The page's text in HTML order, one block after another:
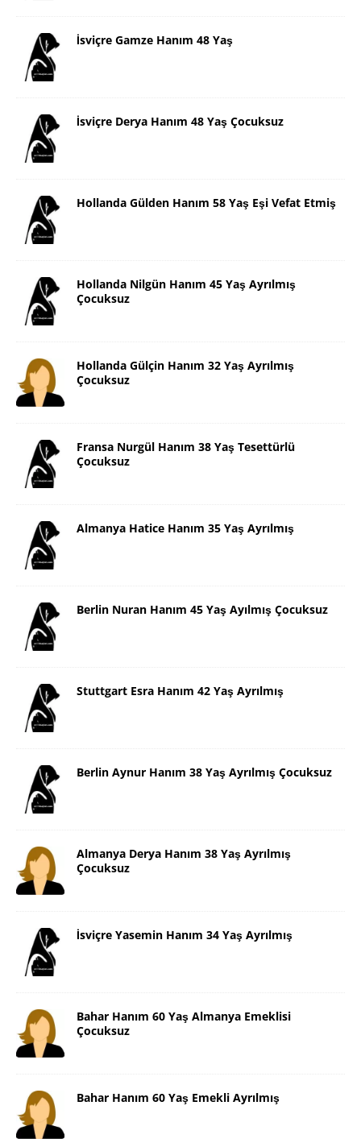
İsviçre Gamze Hanım 48 Yaş
İsviçre Derya Hanım 48 Yaş Çocuksuz
Hollanda Gülden Hanım 58 Yaş Eşi Vefat Etmiş
Hollanda Nilgün Hanım 45 Yaş Ayrılmış
Çocuksuz
Hollanda Gülçin Hanım 32 Yaş Ayrılmış
Çocuksuz
Fransa Nurgül Hanım 38 Yaş Tesettürlü
Çocuksuz
Almanya Hatice Hanım 35 Yaş Ayrılmış
Berlin Nuran Hanım 45 Yaş Ayılmış Çocuksuz
Stuttgart Esra Hanım 42 Yaş Ayrılmış
Berlin Aynur Hanım 38 Yaş Ayrılmış Çocuksuz
Almanya Derya Hanım 38 Yaş Ayrılmış
Çocuksuz
İsviçre Yasemin Hanım 34 Yaş Ayrılmış
Bahar Hanım 60 Yaş Almanya Emeklisi
Çocuksuz
Bahar Hanım 60 Yaş Emekli Ayrılmış